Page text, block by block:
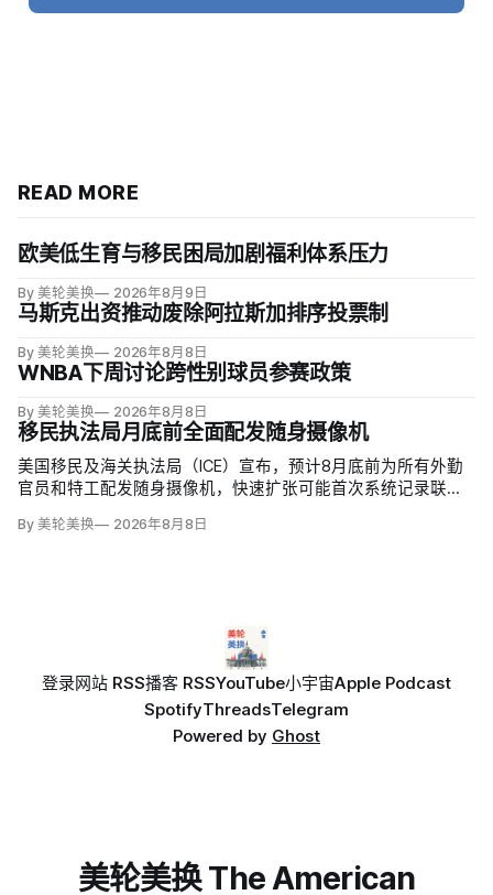
READ MORE
欧美低生育与移民困局加剧福利体系压力
By 美轮美换 2026年8月9日
马斯克出资推动废除阿拉斯加排序投票制
By 美轮美换 2026年8月8日
WNBA下周讨论跨性别球员参赛政策
By 美轮美换 2026年8月8日
移民执法局月底前全面配发随身摄像机
美国移民及海关执法局（ICE）宣布，预计8月底前为所有外勤
官员和特工配发随身摄像机，快速扩张可能首次系统记录联邦
代理局长戴维·文图雷拉（David J. Venturella）称，涉及羁押中
By 美轮美换 2026年8月8日
登录网站 RSS播客 RSSYouTube小宇宙Apple Podcast
SpotifyThreadsTelegram
Powered by Ghost
美轮美换 The American